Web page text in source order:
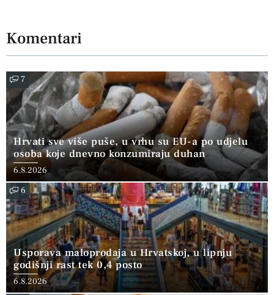
Komentari
7
Hrvati sve više puše, u vrhu su EU-a po udjelu
osoba koje dnevno konzumiraju duhan
6.8.2026
6
Usporava maloprodaja u Hrvatskoj, u lipnju
godišnji rast tek 0,4 posto
6.8.2026